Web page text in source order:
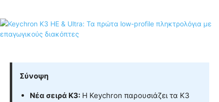
Σύνοψη
Νέα σειρά K3: Η Keychron παρουσιάζει τα K3